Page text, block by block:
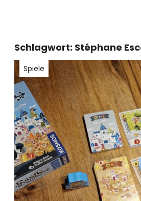
Schlagwort: Stéphane
Spiele